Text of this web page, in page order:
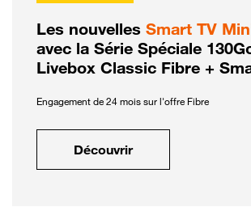
Les nouvelles Smart TV
avec la Série Spéciale
Livebox Classic Fibre +
Engagement de 24 mois sur l'offre Fibre
Découvrir